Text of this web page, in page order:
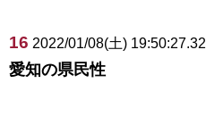
16 2022/01/08(土) 19:50:27.32
愛知の県民性